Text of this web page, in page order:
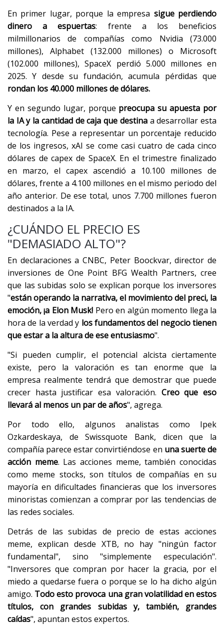
En primer lugar, porque la empresa sigue perdiendo
dinero a espuertas: frente a los beneficios
milmillonarios de compañías como Nvidia (73.000
millones), Alphabet (132.000 millones) o Microsoft
(102.000 millones), SpaceX perdió 5.000 millones en
2025. Y desde su fundación, acumula pérdidas que
rondan los 40.000 millones de dólares.
Y en segundo lugar, porque preocupa su apuesta por
la IA y la cantidad de caja que destinaa desarrollar esta
tecnología. Pese a representar un porcentaje reducido
de los ingresos, xAI se come casi cuatro de cada cinco
dólares de capex de SpaceX. En el trimestre finalizado
en marzo, el capex ascendió a 10.100 millones de
dólares, frente a 4.100 millones en el mismo periodo del
año anterior. De ese total, unos 7.700 millones fueron
destinados a la IA.
¿CUÁNDO EL PRECIO ES
"DEMASIADO ALTO"?
En declaraciones a CNBC, Peter Boockvar, director de
inversiones de One Point BFG Wealth Partners, cree
que las subidas solo se explican porque los inversores
"están operando la narrativa, el movimiento del preci, la
emoción, ¡a Elon Musk! Pero en algún momento llega la
hora de la verdad y los fundamentos del negocio tienen
que estar a la altura de ese entusiasmo".
"Si pueden cumplir, el potencial alcista ciertamente
existe, pero la valoración es tan enorme que la
empresa realmente tendrá que demostrar que puede
crecer hasta justificar esa valoración. Creo que eso
llevará al menos un par de años", agrega.
Por todo ello, algunos analistas como Ipek
Ozkardeskaya, de Swissquote Bank, dicen que la
compañía parece estar convirtiéndose en una suerte de
acción meme. Las acciones meme, también conocidas
como meme stocks, son títulos de compañías en su
mayoría en dificultades financieras que los inversores
minoristas comienzan a comprar por las tendencias de
las redes sociales.
Detrás de las subidas de precio de estas acciones
meme, explican desde XTB, no hay "ningún factor
fundamental", sino "simplemente especulación".
"Inversores que compran por hacer la gracia, por el
miedo a quedarse fuera o porque se lo ha dicho algún
amigo. Todo esto provoca una gran volatilidad en estos
títulos, con grandes subidas y, también, grandes
caídas", apuntan estos expertos.